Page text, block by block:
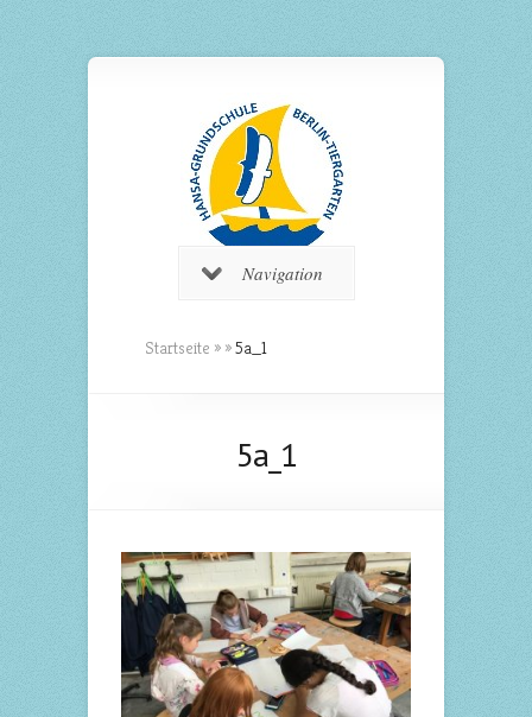
Navigation
Startseite » »5a_1
5a_1